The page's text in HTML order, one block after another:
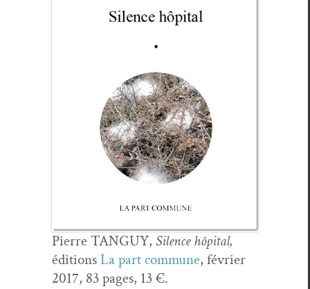
Pierre TANGUY, Silence hôpi­tal,
édi­tionsLa part com­mune, févri­er
2017, 83 pages, 13 €.